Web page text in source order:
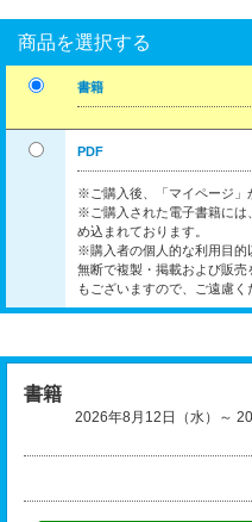
商品を選択する
書籍
PDF
※ご購入後、「マイページ」
※ご購入された電子書籍には
め込まれております。
※購入者の個人的な利用目的
無断で複製・掲載および販
もございますので、ご遠慮く
書籍
2026年8月12日（水）～